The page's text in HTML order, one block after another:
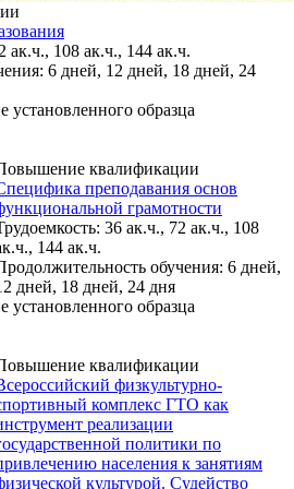
ак.ч., 108 ак.ч., 144 ак.ч.
6 дней, 12 дней, 18 дней, 24
установленного образца
квалификации
преподавания основ
грамотности
36 ак.ч., 72 ак.ч., 108
144 ак.ч.
обучения: 6 дней,
дней, 18 дней, 24 дня
установленного образца
квалификации
физкультурно-
комплекс ГТО как
реализации
политики по
населения к занятиям
культурой. Судейство